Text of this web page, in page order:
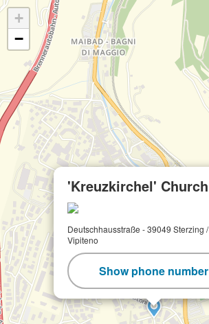
'Kreuzkirchel' Church
Deutschhausstraße - 39049 Sterzing /
Vipiteno
Show phone number
+
−